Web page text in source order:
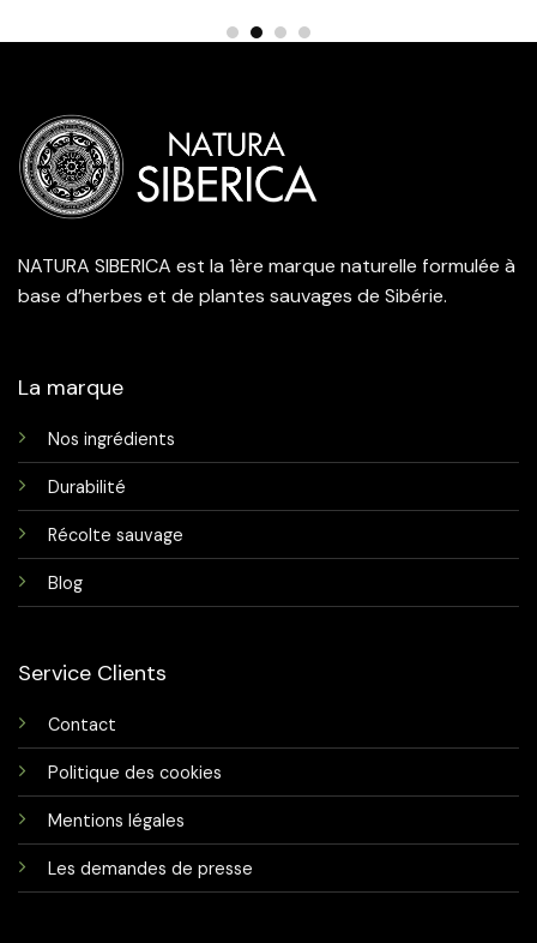
د.ت 192,000.
NATURA SIBERICA est la 1ère marque naturelle formulée à
base d’herbes et de plantes sauvages de Sibérie.
La marque
Nos ingrédients
Durabilité
Récolte sauvage
Blog
Service Clients
Contact
Politique des cookies
Mentions légales
Les demandes de presse